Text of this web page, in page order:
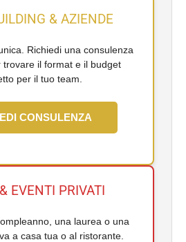
& AZIENDE
Richiedi una consulenza
trovare il format e il budget
per il tuo team.
CONSULENZA
EVENTI PRIVATI
una laurea o una
a casa tua o al ristorante.